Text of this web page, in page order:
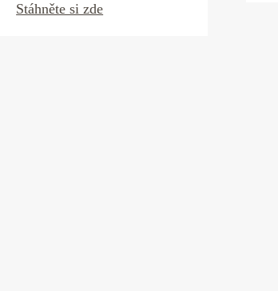
Stáhněte si zde